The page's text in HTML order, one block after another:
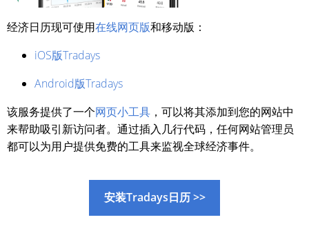
经济日历现可使用在线网页版和移动版：
iOS版Tradays
Android版Tradays
该服务提供了一个网页小工具 ，可以将其添加到您的网站中
来帮助吸引新访问者。通过插入几行代码，任何网站管理员
都可以为用户提供免费的工具来监视全球经济事件。
安装Tradays日历 >>